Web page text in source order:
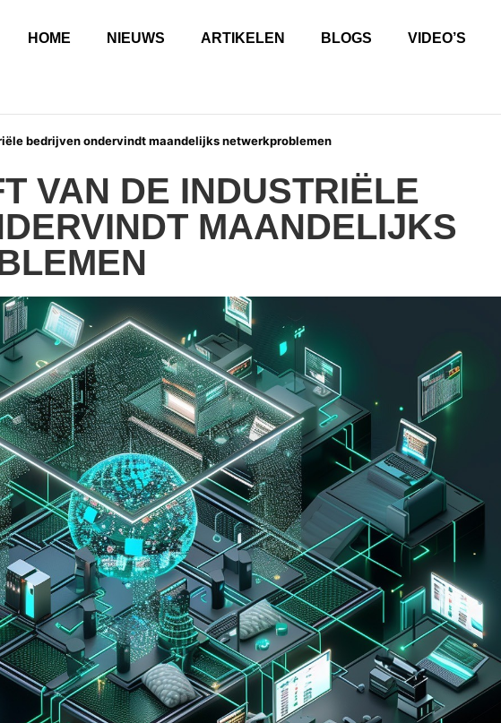
HOME NIEUWS ARTIKELEN BLOGS VIDEO’S
bedrijven ondervindt maandelijks netwerkproblemen
VAN DE INDUSTRIËLE
MAANDELIJKS